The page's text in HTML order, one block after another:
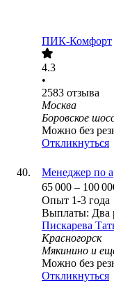
ПИК-Комфорт
4.3
•
2583 отзыва
Москва
Боровское
Можно без
Откликнуться
Менеджер по
65 000 – 100
Опыт 1-3 года
Выплаты: Два
Пискарева
Красногорск
Мякинино и
Можно без
Откликнуться